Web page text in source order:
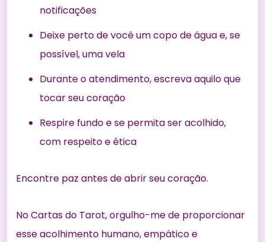
notificações
Deixe perto de você um copo de água e, se
possível, uma vela
Durante o atendimento, escreva aquilo que
tocar seu coração
Respire fundo e se permita ser acolhido,
com respeito e ética
Encontre paz antes de abrir seu coração.
No Cartas do Tarot, orgulho-me de proporcionar
esse acolhimento humano, empático e